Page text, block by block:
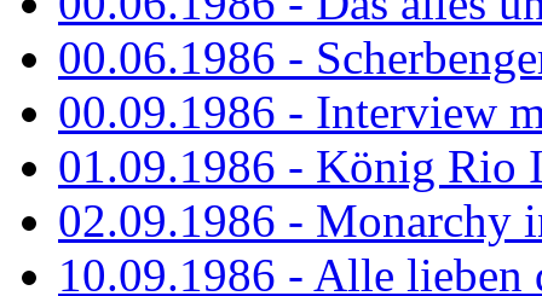
00.06.1986 -
00.09.1986 - Interview
01.09.1986 - König Rio
02.09.1986 - Monarchy
10.09.1986 - Alle lieben